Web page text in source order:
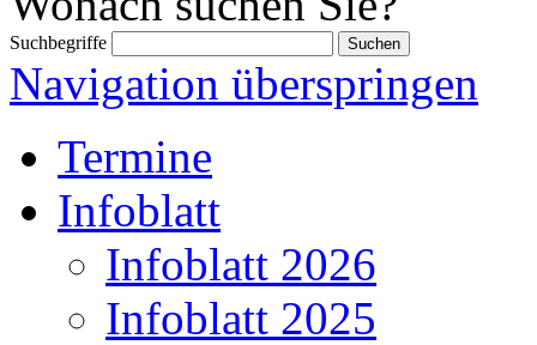
Suchbegriffe
Navigation überspringen
Termine
Infoblatt
Infoblatt 2026
Infoblatt 2025